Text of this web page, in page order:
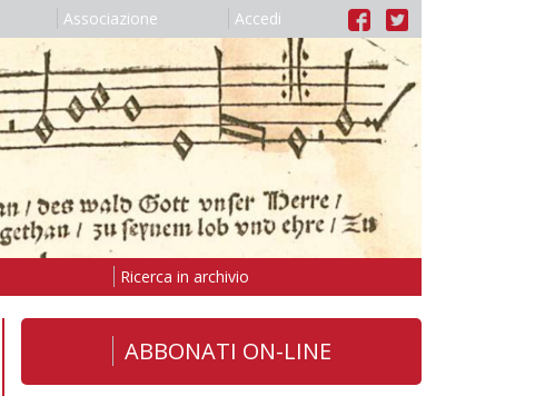
Associazione Accedi
Ricerca in archivio
ABBONATI ON-LINE